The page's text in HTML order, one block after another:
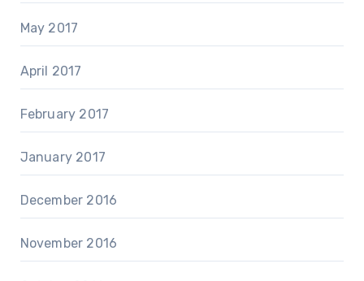
May 2017
April 2017
February 2017
January 2017
December 2016
November 2016